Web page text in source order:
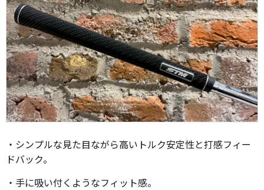
・シンプルな見た目ながら高いトルク安定性と打感フィー
ドバック。
・手に吸い付くようなフィット感。